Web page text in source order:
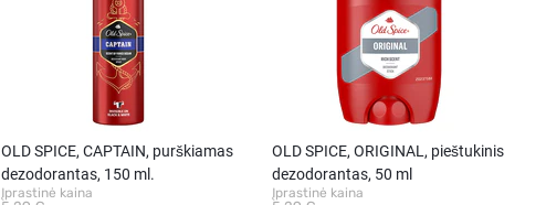
OLD SPICE, CAPTAIN, purškiamas
dezodorantas, 150 ml.
Įprastinė kaina
OLD SPICE, ORIGINAL, pieštukinis
dezodorantas, 50 ml
Įprastinė kaina